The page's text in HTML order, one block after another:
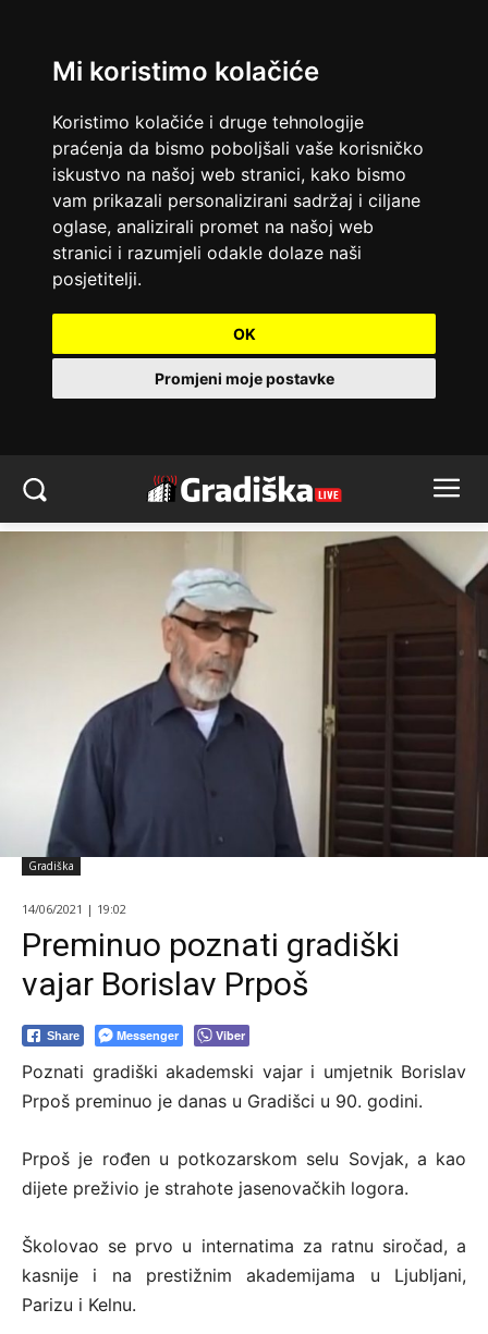
Mi koristimo kolačiće
Koristimo kolačiće i druge tehnologije
praćenja da bismo poboljšali vaše korisničko
iskustvo na našoj web stranici, kako bismo
vam prikazali personalizirani sadržaj i ciljane
oglase, analizirali promet na našoj web
stranici i razumjeli odakle dolaze naši
posjetitelji.
OK
Promjeni moje postavke
Gradiška
14/06/2021 | 19:02
Preminuo poznati gradiški
vajar Borislav Prpoš
Share Messenger Viber
Poznati gradiški akademski vajar i umjetnik Borislav
Prpoš preminuo je danas u Gradišci u 90. godini.
Prpoš je rođen u potkozarskom selu Sovjak, a kao
dijete preživio je strahote jasenovačkih logora.
Školovao se prvo u internatima za ratnu siročad, a
kasnije i na prestižnim akademijama u Ljubljani,
Parizu i Kelnu.